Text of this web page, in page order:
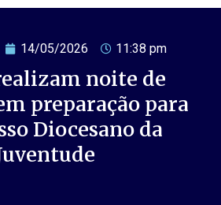
14/05/2026 11:38 pm
noite de
preparação para
Diocesano da